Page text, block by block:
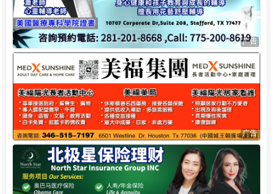
广告
广告